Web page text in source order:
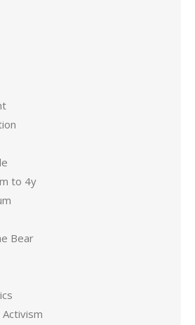
to 4y
Bear